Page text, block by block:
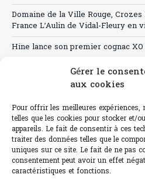
Gérer le
aux cookies
Pour offrir les meilleures expériences,
telles que les cookies pour stocker et/
appareils. Le fait de consentir à ces
traiter des données telles que le
uniques sur ce site. Le fait de ne pas
consentement peut avoir un effet
caractéristiques et fonctions.
Domaine de la Ville Rouge,
France L’Aulin de Vidal-Fleury en
Hine lance son premier cognac
Canicule : A quand le CHR à «
Sélection de rosés 2026
L'abus d'alcool est